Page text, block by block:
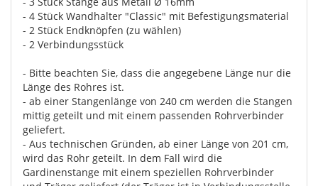
- 4 Stück Wandhalter "Classic" mit Befestigungsmaterial
- 2 Stück Endknöpfen (zu wählen)
- 2 Verbindungsstück
- Bitte beachten Sie, dass die angegebene Länge nur die
Länge des Rohres ist.
- ab einer Stangenlänge von 240 cm werden die Stangen
mittig geteilt und mit einem passenden Rohrverbinder
geliefert.
- Aus technischen Gründen, ab einer Länge von 201 cm,
wird das Rohr geteilt. In dem Fall wird die
Gardinenstange mit einem speziellen Rohrverbinder